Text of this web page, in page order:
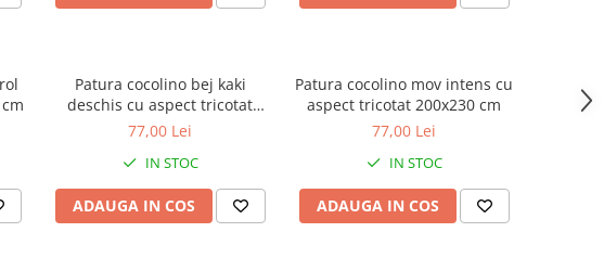
Patura cocolino bej kaki
deschis cu aspect tricotat
200x230 cm
77,00 Lei
IN STOC
ADAUGA IN COS
Patura cocolino mov intens cu
aspect tricotat 200x230 cm
77,00 Lei
IN STOC
ADAUGA IN COS